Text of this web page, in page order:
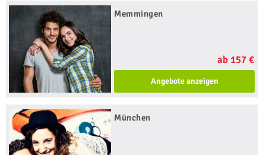
Memmingen
ab 157 €
Angebote anzeigen
München